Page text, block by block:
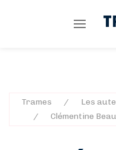
Trames
Les
Clémentine